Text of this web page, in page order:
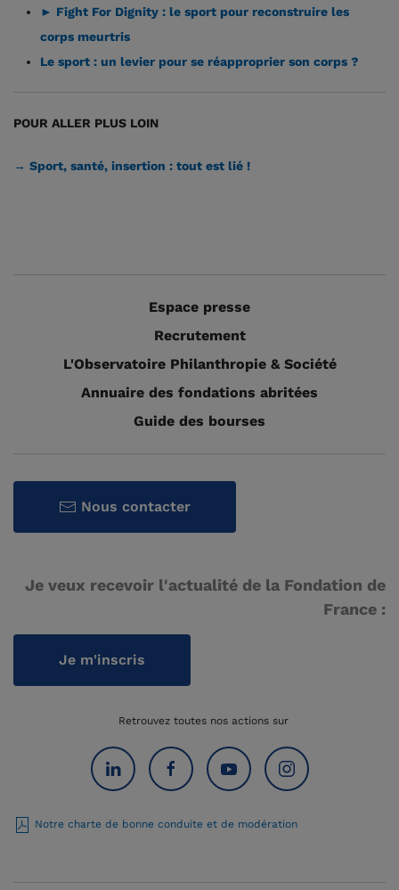
► Fight For Dignity : le sport pour reconstruire les
corps meurtris
Le sport : un levier pour se réapproprier son corps ?
POUR ALLER PLUS LOIN
→ Sport, santé, insertion : tout est lié !
Espace presse
Recrutement
L'Observatoire Philanthropie & Société
Annuaire des fondations abritées
Guide des bourses
Nous contacter
Je veux recevoir l'actualité de la Fondation de
France :
Je m'inscris
Retrouvez toutes nos actions sur
Notre charte de bonne conduite et de modération